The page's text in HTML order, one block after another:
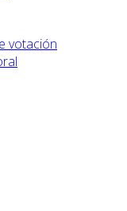
votación